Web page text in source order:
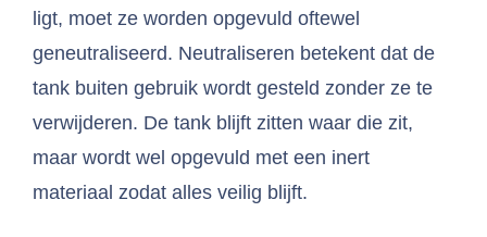
ligt, moet ze worden opgevuld oftewel
geneutraliseerd. Neutraliseren betekent dat de
tank buiten gebruik wordt gesteld zonder ze te
verwijderen. De tank blijft zitten waar die zit,
maar wordt wel opgevuld met een inert
materiaal zodat alles veilig blijft.